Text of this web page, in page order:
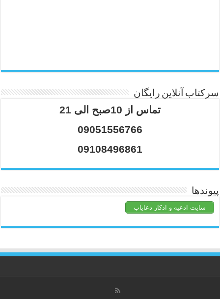
سرکتاب آنلاین رایگان
تماس از 10صبح الی 21
09051556766
09108496861
پیوندها
سایت ادعیه و اذکار دعایاب